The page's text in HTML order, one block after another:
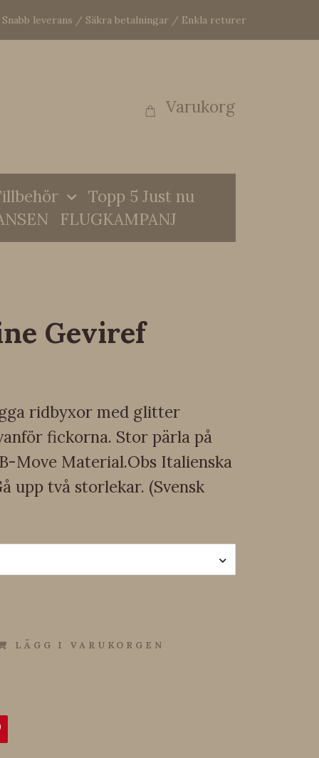
Snabb leverans / Säkra betalningar / Enkla returer
Varukorg
Topp 5 Just nu
FLUGKAMPANJ
Geviref
ridbyxor med glitter
fickorna. Stor pärla på
Move Material.Obs Italienska
upp två storlekar. (Svensk
LÄGG I VARUKORGEN